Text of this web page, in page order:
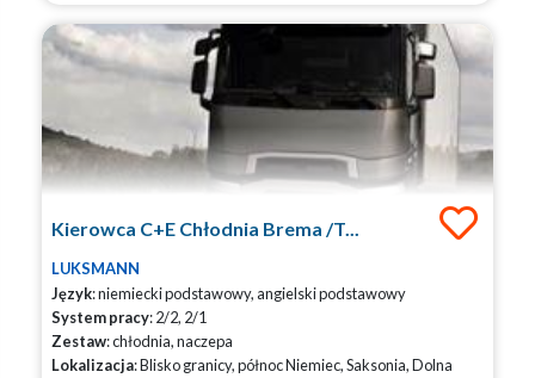
Kierowca C+E Chłodnia Brema /T...
LUKSMANN
Język: niemiecki podstawowy, angielski podstawowy
System pracy: 2/2, 2/1
Zestaw: chłodnia, naczepa
Lokalizacja: Blisko granicy, północ Niemiec, Saksonia, Dolna